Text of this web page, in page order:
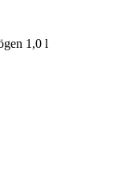
1,0 l